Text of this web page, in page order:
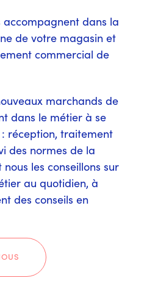
accompagnent dans la
de votre magasin et
commercial de
marchands de
dans le métier à se
réception, traitement
des normes de la
les conseillons sur
au quotidien, à
des conseils en